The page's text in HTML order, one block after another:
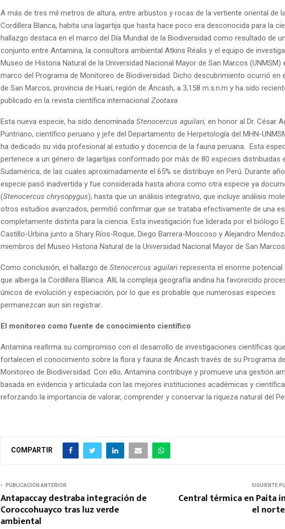
A más de tres mil metros de altura, entre arbustos y rocas de la vertiente oriental de
Cordillera Blanca, habita una lagartija que hasta hace poco era desconocida para la
hallazgo destaca en el marco del Día Mundial de la Biodiversidad como resultado de
conjunto entre Antamina, la consultora ambiental Atkins Réalis y el equipo de
Museo de Historia Natural de la Universidad Nacional Mayor de San Marcos (UNMSM)
marco del Programa de Monitoreo de Biodiversidad. Dicho descubrimiento ocurrió en
de San Marcos, provincia de Huari, región de Áncash, a 3,158 m.s.n.m y ha sido
publicado en la revista científica internacional Zootaxa.
Esta nueva especie, ha sido denominada Stenocercus aguilari, en honor al Dr. César
Puntriano, científico peruano y jefe del Departamento de Herpetología del MHN-
ha dedicado su vida profesional al estudio y docencia de la fauna peruana. Esta
pertenece a un género de lagartijas conformado por más de 80 especies distribuidas
Sudamérica, de las cuales aproximadamente el 65% se distribuye en Perú. Durante
especie pasó inadvertida y fue considerada hasta ahora como otra especie ya
(Stenocercus chrysopygus), hasta que un análisis integrativo, que incluye análisis
otros estudios avanzados, permitió confirmar que se trataba efectivamente de una
completamente distinta para la ciencia. Esta investigación fue liderada por el biólogo
Castillo-Urbina junto a Shary Ríos-Roque, Diego Barrera-Moscoso y Alejandro
miembros del Museo Historia Natural de la Universidad Nacional Mayor de San
Como conclusión, el hallazgo de Stenocercus aguilari representa el enorme potencial
que alberga la Cordillera Blanca. Allí, la compleja geografía andina ha favorecido
únicos de evolución y especiación, por lo que es probable que numerosas especies
permanezcan aun sin registrar.
El monitoreo como fuente de conocimiento científico
Antamina reafirma su compromiso con el desarrollo de investigaciones científicas que
fortalecen el conocimiento sobre la flora y fauna de Áncash través de su Programa de
Monitoreo de Biodiversidad. Con ello, Antamina contribuye y promueve una gestión
basada en evidencia y articulada con las mejores instituciones académicas y
reforzando la importancia de valorar, comprender y conservar la riqueza natural del
COMPARTIR
PUBLICACIÓN ANTERIOR
Antapaccay destraba integración de
Coroccohuayco tras luz verde
ambiental
SIGUIENTE
Central térmica en Paita
el